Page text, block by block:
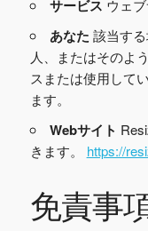
サービス ウェ
あなた 該当す
人、またはそのよ
スまたは使用して
ます。
Webサイト
きます。 https://
免責事